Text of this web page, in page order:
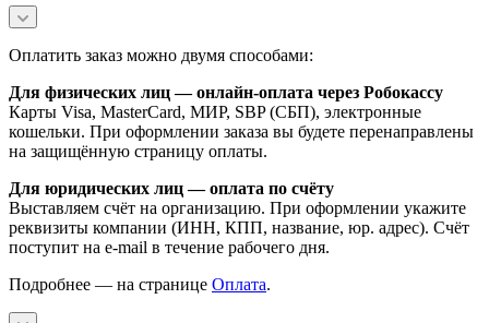
Оплатить заказ можно двумя способами:
Для физических лиц — онлайн-оплата через Робокассу
Карты Visa, MasterCard, МИР, SBP (СБП), электронные
кошельки. При оформлении заказа вы будете перенаправлены
на защищённую страницу оплаты.
Для юридических лиц — оплата по счёту
Выставляем счёт на организацию. При оформлении укажите
реквизиты компании (ИНН, КПП, название, юр. адрес). Счёт
поступит на e-mail в течение рабочего дня.
Подробнее — на странице Оплата.